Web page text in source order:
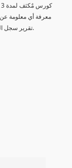
معرفة أي معلومة عن
تقرير سجل المخاطر بالإضافة الى المقدرة التامية لإدارة مخاطر المشاريع.